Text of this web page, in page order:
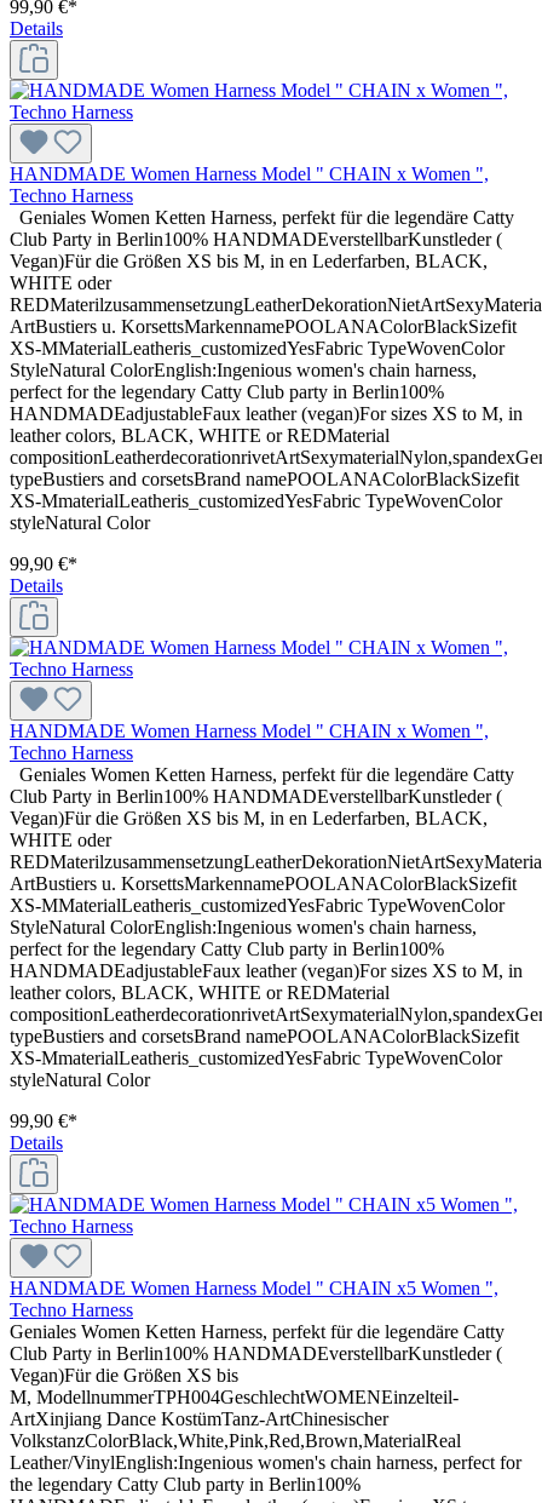
99,90 €*
Details
HANDMADE Women Harness Model " CHAIN x Women ",
Techno Harness
Geniales Women Ketten Harness, perfekt für die legendäre Catty
Club Party in Berlin100% HANDMADEverstellbarKunstleder (
Vegan)Für die Größen XS bis M, in en Lederfarben, BLACK,
WHITE oder
ArtBustiers u. KorsettsMarkennamePOOLANAColorBlackSizefit
XS-MMaterialLeatheris_customizedYesFabric TypeWovenColor
StyleNatural ColorEnglish:Ingenious women's chain harness,
perfect for the legendary Catty Club party in Berlin100%
HANDMADEadjustableFaux leather (vegan)For sizes XS to M, in
leather colors, BLACK, WHITE or REDMaterial
typeBustiers and corsetsBrand namePOOLANAColorBlackSizefit
XS-MmaterialLeatheris_customizedYesFabric TypeWovenColor
styleNatural Color
99,90 €*
Details
HANDMADE Women Harness Model " CHAIN x Women ",
Techno Harness
Geniales Women Ketten Harness, perfekt für die legendäre Catty
Club Party in Berlin100% HANDMADEverstellbarKunstleder (
Vegan)Für die Größen XS bis M, in en Lederfarben, BLACK,
WHITE oder
ArtBustiers u. KorsettsMarkennamePOOLANAColorBlackSizefit
XS-MMaterialLeatheris_customizedYesFabric TypeWovenColor
StyleNatural ColorEnglish:Ingenious women's chain harness,
perfect for the legendary Catty Club party in Berlin100%
HANDMADEadjustableFaux leather (vegan)For sizes XS to M, in
leather colors, BLACK, WHITE or REDMaterial
typeBustiers and corsetsBrand namePOOLANAColorBlackSizefit
XS-MmaterialLeatheris_customizedYesFabric TypeWovenColor
styleNatural Color
99,90 €*
Details
HANDMADE Women Harness Model " CHAIN x5 Women ",
Techno Harness
Geniales Women Ketten Harness, perfekt für die legendäre Catty
Club Party in Berlin100% HANDMADEverstellbarKunstleder (
Vegan)Für die Größen XS bis
M, ModellnummerTPH004GeschlechtWOMENEinzelteil-
ArtXinjiang Dance KostümTanz-ArtChinesischer
VolkstanzColorBlack,White,Pink,Red,Brown,MaterialReal
Leather/VinylEnglish:Ingenious women's chain harness, perfect for
the legendary Catty Club party in Berlin100%